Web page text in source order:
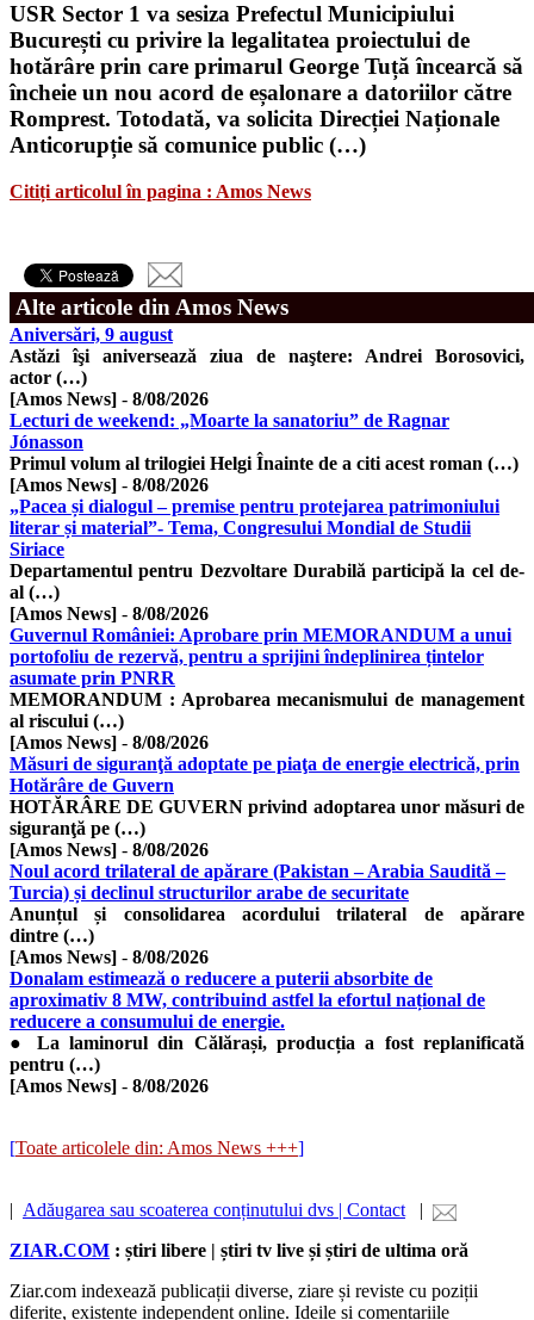
USR Sector 1 va sesiza Prefectul Municipiului
București cu privire la legalitatea proiectului de
hotărâre prin care primarul George Tuță încearcă să
încheie un nou acord de eșalonare a datoriilor către
Romprest. Totodată, va solicita Direcției Naționale
Anticorupție să comunice public (…)
Citiți articolul în pagina : Amos News
Alte articole din Amos News
Aniversări, 9 august
Astăzi îşi aniversează ziua de naştere: Andrei Borosovici,
actor (…)
[Amos News] - 8/08/2026
Lecturi de weekend: „Moarte la sanatoriu” de Ragnar
Jónasson
Primul volum al trilogiei Helgi Înainte de a citi acest roman (…)
[Amos News] - 8/08/2026
„Pacea și dialogul – premise pentru protejarea patrimoniului
literar și material”- Tema, Congresului Mondial de Studii
Siriace
Departamentul pentru Dezvoltare Durabilă participă la cel de-
al (…)
[Amos News] - 8/08/2026
Guvernul României: Aprobare prin MEMORANDUM a unui
portofoliu de rezervă, pentru a sprijini îndeplinirea țintelor
asumate prin PNRR
MEMORANDUM : Aprobarea mecanismului de management
al riscului (…)
[Amos News] - 8/08/2026
Măsuri de siguranţă adoptate pe piaţa de energie electrică, prin
Hotărâre de Guvern
HOTĂRÂRE DE GUVERN privind adoptarea unor măsuri de
siguranţă pe (…)
[Amos News] - 8/08/2026
Noul acord trilateral de apărare (Pakistan – Arabia Saudită –
Turcia) și declinul structurilor arabe de securitate
​Anunțul și consolidarea acordului trilateral de apărare
dintre (…)
[Amos News] - 8/08/2026
Donalam estimează o reducere a puterii absorbite de
aproximativ 8 MW, contribuind astfel la efortul național de
reducere a consumului de energie.
● La laminorul din Călărași, producția a fost replanificată
pentru (…)
[Amos News] - 8/08/2026
[Toate articolele din: Amos News +++]
| Adăugarea sau scoaterea conținutului dvs | Contact |
ZIAR.COM : știri libere | știri tv live și știri de ultima oră
Ziar.com indexează publicații diverse, ziare și reviste cu poziții
diferite, existente independent online. Ideile și comentariile